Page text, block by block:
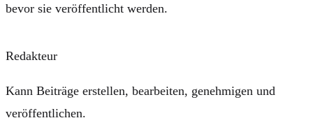
bevor sie veröffentlicht werden.
Redakteur
Kann Beiträge erstellen, bearbeiten, genehmigen und
veröffentlichen.